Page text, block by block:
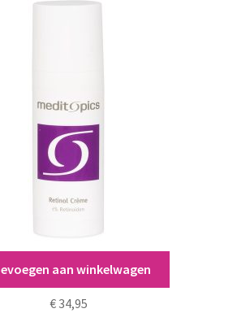
Retinol Crème 1%
€34,95
aan winkelwagen